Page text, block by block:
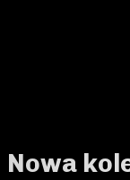
Nowa